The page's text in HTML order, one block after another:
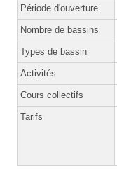
Période d'ouverture
Nombre de bassins
Types de bassin
Activités
Cours collectifs
Tarifs